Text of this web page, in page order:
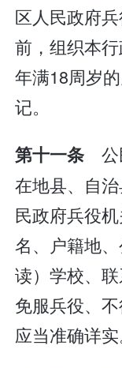
区人民政府
前，组织本
年满18周岁
记。
第十一条
在地县、自
民政府兵役
名、户籍地
读）学校、
免服兵役、
应当准确详实